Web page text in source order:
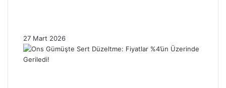
27 Mart 2026